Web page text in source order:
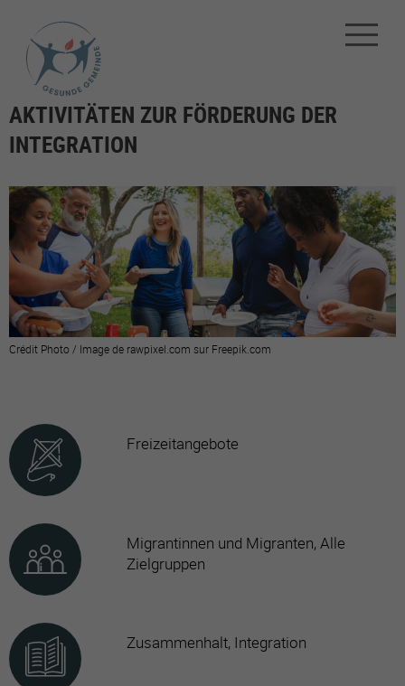
AKTIVITÄTEN ZUR FÖRDERUNG DER
INTEGRATION
Crédit Photo / Image de rawpixel.com sur Freepik.com
Freizeitangebote
Migrantinnen und Migranten, Alle
Zielgruppen
Zusammenhalt, Integration